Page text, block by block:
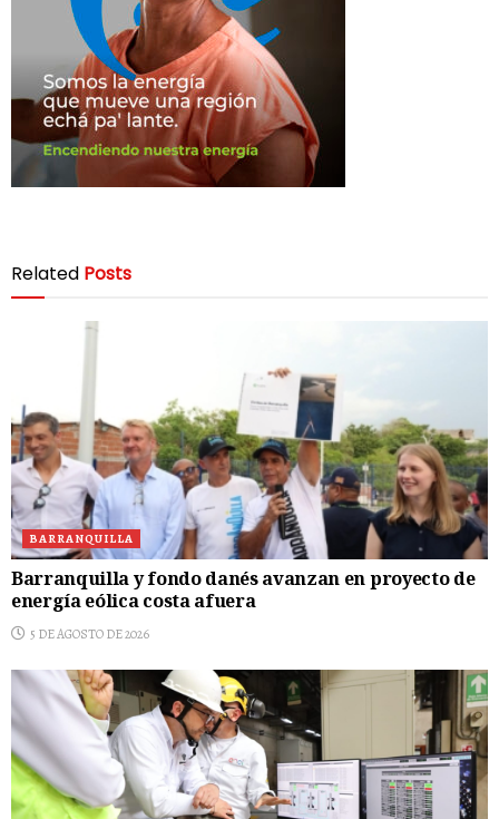
Related Posts
BARRANQUILLA
Barranquilla y fondo danés avanzan en proyecto de
energía eólica costa afuera
5 DE AGOSTO DE 2026